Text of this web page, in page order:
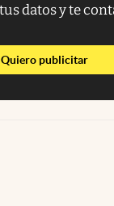
datos y te
Quiero publicitarabre